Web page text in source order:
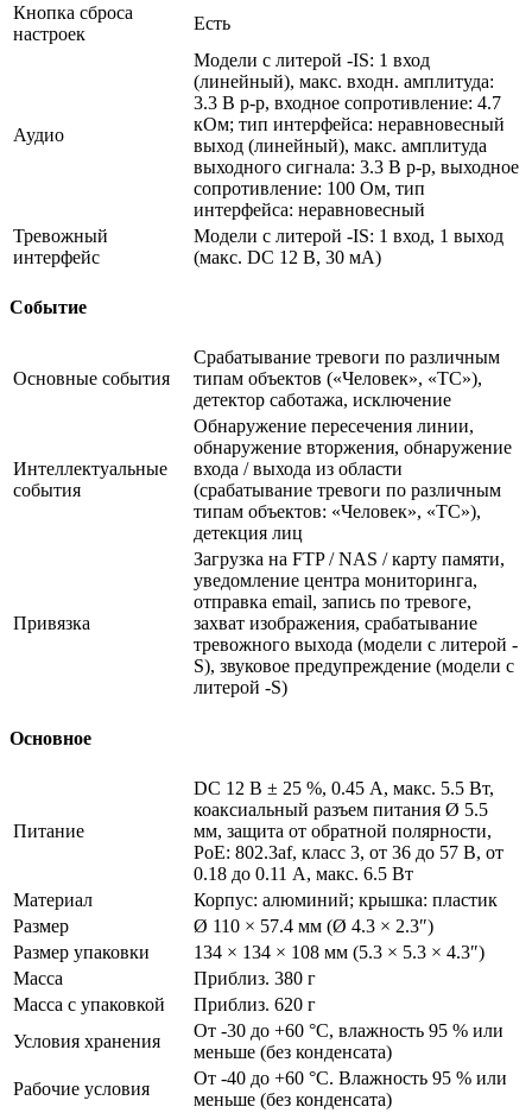
Кнопка сброса
настроек
Есть
Аудио
Модели с литерой -IS: 1 вход
(линейный), макс. входн. амплитуда:
3.3 В p-p, входное сопротивление: 4.7
кОм; тип интерфейса: неравновесный
выход (линейный), макс. амплитуда
выходного сигнала: 3.3 В p-p, выходное
сопротивление: 100 Ом, тип
интерфейса: неравновесный
Тревожный
интерфейс
Модели с литерой -IS: 1 вход, 1 выход
(макс. DC 12 В, 30 мA)
Событие
Основные события
Срабатывание тревоги по различным
типам объектов («Человек», «ТС»),
детектор саботажа, исключение
Интеллектуальные
события
Обнаружение пересечения линии,
обнаружение вторжения, обнаружение
входа / выхода из области
(срабатывание тревоги по различным
типам объектов: «Человек», «ТС»),
детекция лиц
Привязка
Загрузка на FTP / NAS / карту памяти,
уведомление центра мониторинга,
отправка email, запись по тревоге,
захват изображения, срабатывание
тревожного выхода (модели с литерой -
S), звуковое предупреждение (модели с
литерой -S)
Основное
Питание
DC 12 В ± 25 %, 0.45 А, макс. 5.5 Вт,
коаксиальный разъем питания Ø 5.5
мм, защита от обратной полярности,
PoE: 802.3af, класс 3, от 36 до 57 В, от
0.18 до 0.11 A, макс. 6.5 Вт
Материал
Корпус: алюминий; крышка: пластик
Размер
Ø 110 × 57.4 мм (Ø 4.3 × 2.3″)
Размер упаковки
134 × 134 × 108 мм (5.3 × 5.3 × 4.3″)
Масса
Приблиз. 380 г
Масса с упаковкой
Приблиз. 620 г
Условия хранения
От -30 до +60 °C, влажность 95 % или
меньше (без конденсата)
Рабочие условия
От -40 до +60 °C. Влажность 95 % или
меньше (без конденсата)